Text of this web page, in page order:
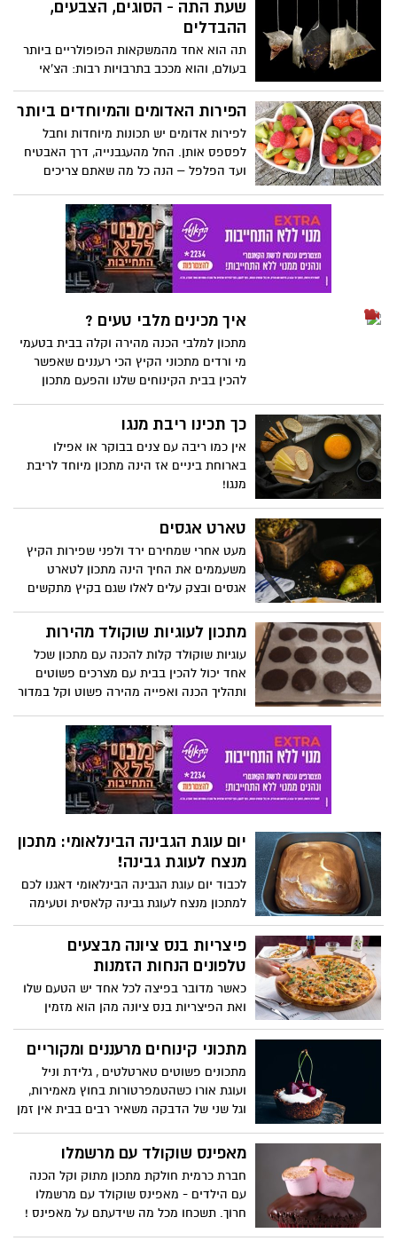
שעת התה - הסוגים, הצבעים,
ההבדלים
תה הוא אחד מהמשקאות הפופולריים ביותר
בעולם, והוא מככב בתרבויות רבות: הצ'אי
ההודי, התה היפני שמוגש בטקס מיוחד, תה
ארוחת הבוקר האנגלי המסורתי ועוד. לכל
המקובל, דרך ההגשה ולעתים אפילו כללי
נימוס מיוחדים הנוגעים לשתייה עצמה. גם
סוגי התה נבדלים זה מזה במאפיינים רבים.
בכתבה הזו תוכלו ללמוד על סוגי התה
השונים, מאיפה הם מגיעים ואיך מבדילים
ביניהם.
הפירות האדומים והמיוחדים ביותר
לפירות אדומים יש תכונות מיוחדות וחבל
לפספס אותן. החל מהעגבנייה, דרך האבטיח
ועד הפלפל – הנה כל מה שאתם צריכים
איך מכינים מלבי טעים ?
מתכון למלבי הכנה מהירה וקלה בבית בטעמי
מי ורדים מתכוני הקיץ הכי רעננים שאפשר
להכין בבית הקינוחים שלנו והפעם מתכון
כך תכינו ריבת מנגו
אין כמו ריבה עם צנים בבוקר או אפילו
בארוחת ביניים אז הינה מתכון מיוחד לריבת
מנגו!
טארט אגסים
מעט אחרי שמחירם ירד ולפני שפירות הקיץ
משעממים את החיך הינה מתכון לטארט
אגסים ובצק עלים לאלו שגם בקיץ מתקשים
מתכון לעוגיות שוקולד מהירות
עוגיות שוקולד קלות להכנה עם מתכון שכל
אחד יכול להכין בבית עם מצרכים פשוטים
ותהליך הכנה ואפייה מהירה פשוט וקל במדור
יום עוגת הגבינה הבינלאומי: מתכון
מנצח לעוגת גבינה!
לכבוד יום עוגת הגבינה הבינלאומי דאגנו לכם
למתכון מנצח לעוגת גבינה קלאסית וטעימה
במיוחד!
פיצריות בנס ציונה מבצעים
טלפונים הנחות הזמנות
כאשר מדובר בפיצה לכל אחד יש הטעם שלו
ואת הפיצריות בנס ציונה מהן הוא מזמין
פיצה משפחתית עם תוספות או שתיה בצד.
אבל תסכימו איתנו שאין כמו פיצה שמגיעה
כפי שהזמנו אותה עם הרטבים הנכונים
ובמחיר הנכון
מתכוני קינוחים מרעננים ומקוריים
מתכונים פשוטים טארטלטים , גלידת וניל
ועוגת אורו כשהטמפרטורות בחוץ מאמירות,
וגל שני של הדבקה משאיר רבים בבית אין זמן
ומקוריים – שיפתיעו את החיך וירימו את מצב
הרוח. עוגת גבינה ואוראו עם נגיעות משמש
לאוהבי הקינוחים המושחטים, גלידת וניל
פשוטה להכנה למחפשים קינוח קר ושמנתי,
וטארטלטים אישיים של גרנולה ויוגורט לחובבי
מאפינס שוקולד עם מרשמלו
חברת כרמית חולקת מתכון מתוק וקל הכנה
עם הילדים - מאפינס שוקולד עם מרשמלו
חרוך. תשכחו מכל מה שידעתם על מאפינס !